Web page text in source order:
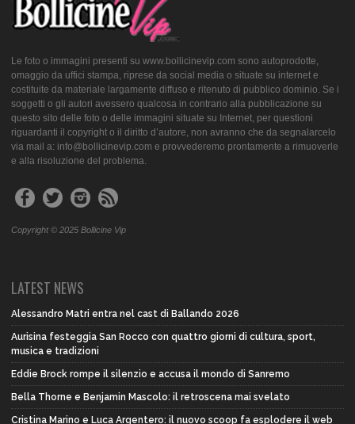
Le foto o immagini presenti su www.bollicinevip.com sono autoprodotte,
omaggio da uffici stampa, riprese da social media o situate su internet e
costituite da materiale largamente diffuso e ritenuto di pubblico dominio. Se i
soggetti o gli autori avessero qualcosa in contrario alla pubblicazione su
questo sito delle foto o delle immagini situate su Internet, per questioni
riguardanti il copyright o il diritto d’autore, non avranno che da segnalarcelo
via mail a: info@bollicinevip.com e provvederemo prontamente a rimuoverle
e alla risoluzione del problema.
Copyright © 2025 Bollicine Vip
LATEST NEWS
Alessandro Matri entra nel cast di Ballando 2026
Aurisina festeggia San Rocco con quattro giorni di cultura, sport,
musica e tradizioni
Eddie Brock rompe il silenzio e accusa il mondo di Sanremo
Bella Thorne e Benjamin Mascolo: il retroscena mai svelato
Cristina Marino e Luca Argentero: il nuovo scoop fa esplodere il web